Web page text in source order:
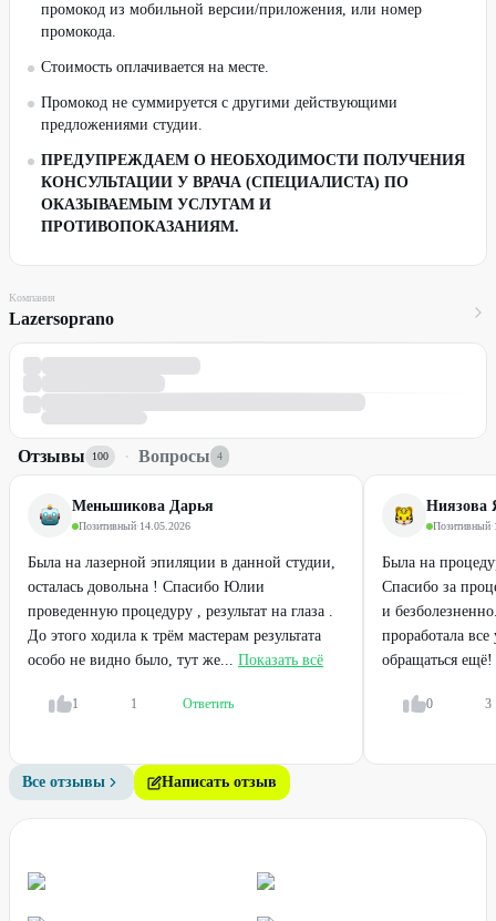
промокод из мобильной версии/приложения, или номер
промокода.
Стоимость оплачивается на месте.
Промокод не суммируется с другими действующими
предложениями студии.
ПРЕДУПРЕЖДАЕМ О НЕОБХОДИМОСТИ ПОЛУЧЕНИЯ
КОНСУЛЬТАЦИИ У ВРАЧА (СПЕЦИАЛИСТА) ПО
ОКАЗЫВАЕМЫМ УСЛУГАМ И
ПРОТИВОПОКАЗАНИЯМ.
Компания
Lazersoprano
Отзывы 100 · Вопросы 4
Меньшикова Дарья
Позитивный·14.05.2026
Была на лазерной эпиляции в данной студии,
осталась довольна ! Спасибо Юлии
проведенную процедуру , результат на глаза .
До этого ходила к трём мастерам результата
особо не видно было, тут же... Показать всё
1 1 Ответить
Ниязова
Позитивный·
Была на
Спасибо за
и
проработала
обращаться ещё!
0 3
Все отзывы Написать отзыв